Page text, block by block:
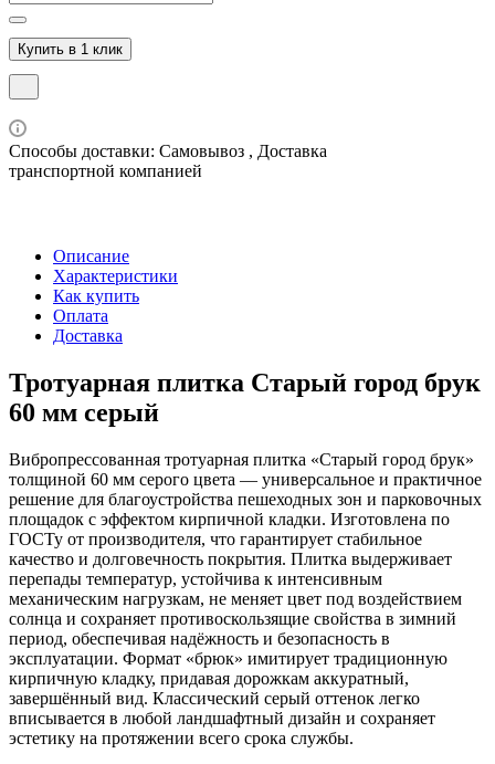
Купить в 1 клик
Способы доставки: Самовывоз , Доставка
транспортной компанией
Описание
Характеристики
Как купить
Оплата
Доставка
Тротуарная плитка Старый город брук
60 мм серый
Вибропрессованная тротуарная плитка «Старый город брук»
толщиной 60 мм серого цвета — универсальное и практичное
решение для благоустройства пешеходных зон и парковочных
площадок с эффектом кирпичной кладки. Изготовлена по
ГОСТу от производителя, что гарантирует стабильное
качество и долговечность покрытия. Плитка выдерживает
перепады температур, устойчива к интенсивным
механическим нагрузкам, не меняет цвет под воздействием
солнца и сохраняет противоскользящие свойства в зимний
период, обеспечивая надёжность и безопасность в
эксплуатации. Формат «брюк» имитирует традиционную
кирпичную кладку, придавая дорожкам аккуратный,
завершённый вид. Классический серый оттенок легко
вписывается в любой ландшафтный дизайн и сохраняет
эстетику на протяжении всего срока службы.